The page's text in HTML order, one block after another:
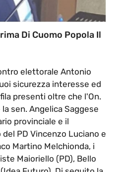
Di Cuomo Popola Il
elettorale Antonio
sicurezza interesse ed
presenti oltre che l'On.
sen. Angelica Saggese
provinciale e il
PD Vincenzo Luciano e
Martino Melchionda, i
Maioriello (PD), Bello